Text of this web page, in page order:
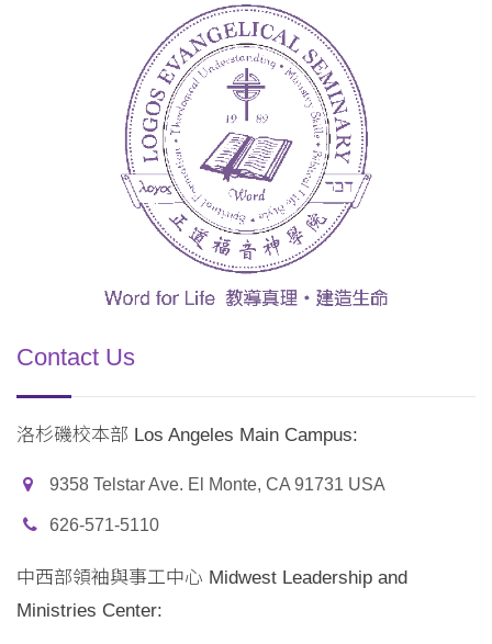
Contact Us
洛杉磯校本部 Los Angeles Main Campus:
9358 Telstar Ave. El Monte, CA 91731 USA
626-571-5110
中西部領袖與事工中心 Midwest Leadership and
Ministries Center: